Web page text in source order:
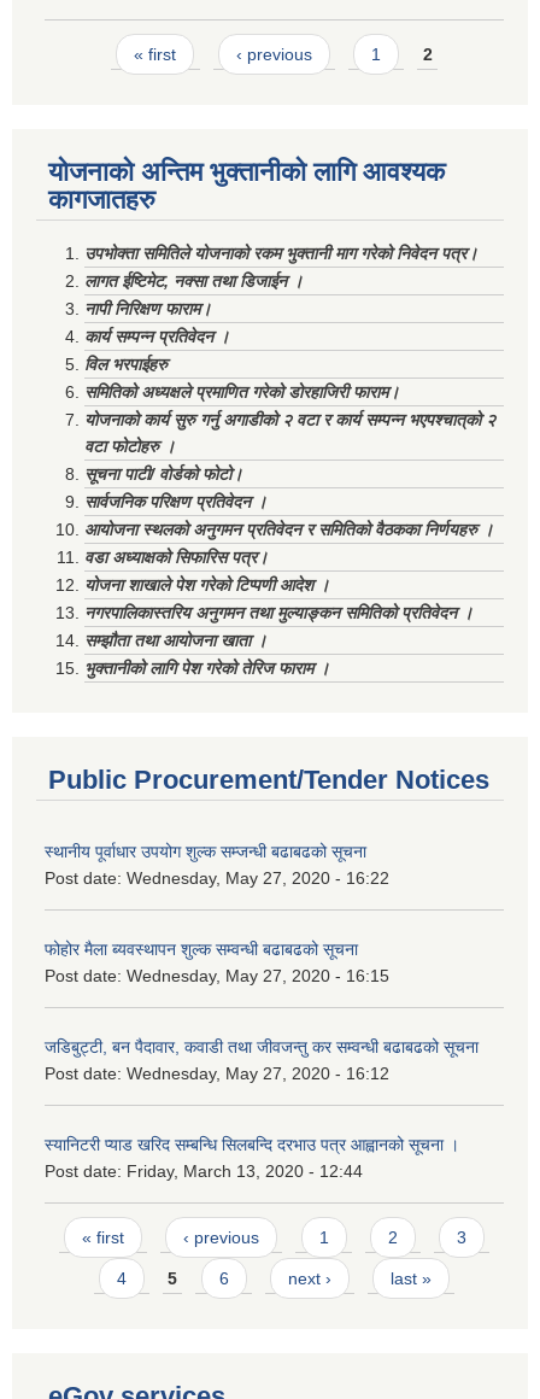
Pages« first ‹ previous 1 2
योजनाको अन्तिम भुक्तानीको लागि आवश्यक
कागजातहरु
उपभोक्ता समितिले योजनाको रकम भुक्तानी माग गरेको निवेदन पत्र।
लागत ईष्टिमेट, नक्सा तथा डिजाईन ।
नापी निरिक्षण फाराम।
कार्य सम्पन्न प्रतिवेदन ।
विल भरपाईहरु
समितिको अध्यक्षले प्रमाणित गरेको डोरहाजिरी फाराम।
योजनाको कार्य सुरु गर्नु अगाडीको २ वटा र कार्य सम्पन्न भएपश्चात्‌को २
वटा फोटोहरु ।
सूचना पाटी/ वोर्डको फोटो।
सार्वजनिक परिक्षण प्रतिवेदन ।
आयोजना स्थलको अनुगमन प्रतिवेदन र समितिको वैठकका निर्णयहरु ।
वडा अध्याक्षको सिफारिस पत्र।
योजना शाखाले पेश गरेको टिप्पणी आदेश ।
नगरपालिकास्तरिय अनुगमन तथा मुल्याङ्कन समितिको प्रतिवेदन ।
सम्झौता तथा आयोजना खाता ।
भुक्तानीको लागि पेश गरेको तेरिज फाराम ।
Public Procurement/Tender Notices
स्थानीय पूर्वाधार उपयोग शुल्क सम्जन्धी बढाबढको सूचना
Post date: Wednesday, May 27, 2020 - 16:22
फोहोर मैला ब्यवस्थापन शुल्क सम्वन्धी बढाबढको सूचना
Post date: Wednesday, May 27, 2020 - 16:15
जडिबुट्टी, बन पैदावार, कवाडी तथा जीवजन्तु कर सम्वन्धी बढाबढको सूचना
Post date: Wednesday, May 27, 2020 - 16:12
स्यानिटरी प्याड खरिद सम्बन्धि सिलबन्दि दरभाउ पत्र आह्वानको सूचना ।
Post date: Friday, March 13, 2020 - 12:44
Pages
« first ‹ previous 1 2 3
4 5 6 next › last »